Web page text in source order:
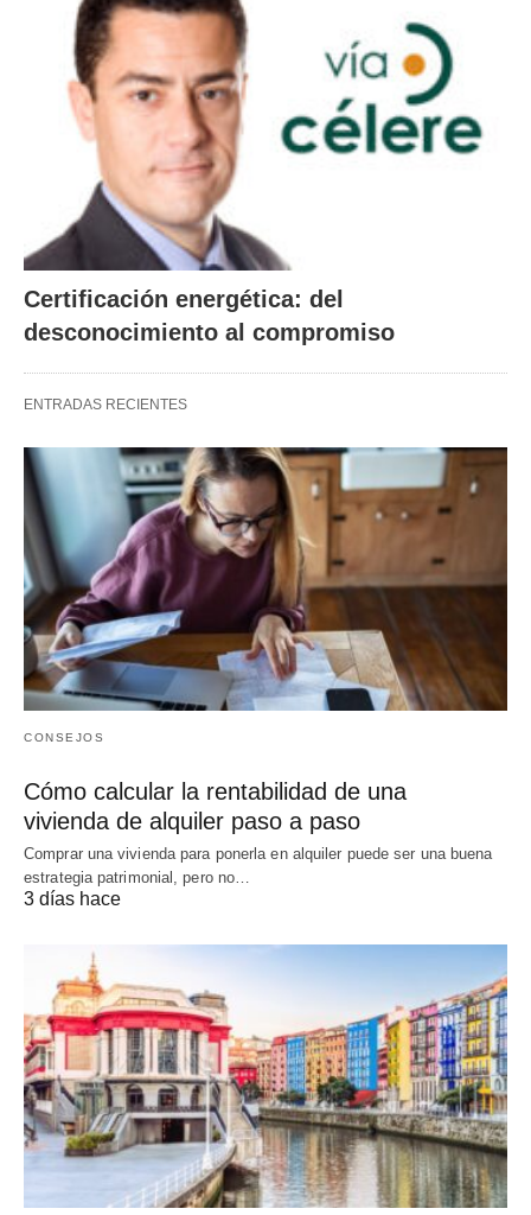
Certificación energética: del
desconocimiento al compromiso
ENTRADAS RECIENTES
CONSEJOS
Cómo calcular la rentabilidad de una
vivienda de alquiler paso a paso
Comprar una vivienda para ponerla en alquiler puede ser una buena
estrategia patrimonial, pero no…
3 días hace